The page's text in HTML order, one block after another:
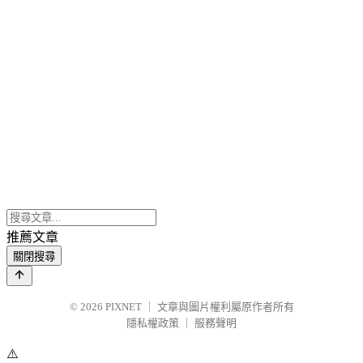
推薦文章
關閉搜尋
© 2026 PIXNET
文章與圖片權利屬原作者所有
隱私權政策
服務聲明
⚠️